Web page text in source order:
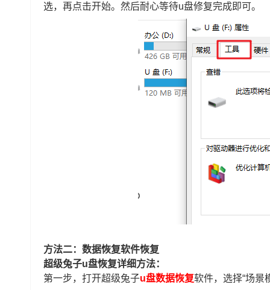
选，再点击开始。然后耐心等待u盘修复完成即可。
方法二：数据恢复软件恢复
超级兔子u盘恢复详细方法：
第一步，打开超级兔子u盘数据恢复软件，选择“场景